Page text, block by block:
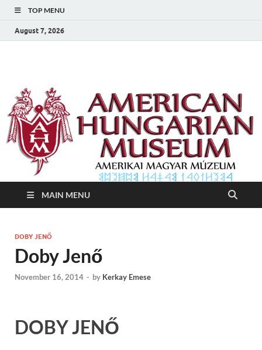
TOP MENU
August 7, 2026
Amerikai Magyar
Múzeum
MAIN MENU
DOBY JENŐ
Doby Jenő
November 16, 2014 - by Kerkay Emese
DOBY JENŐ